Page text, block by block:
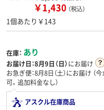
￥1,430 （税込）
1個あたり￥143
在庫： あり
お届け日：8月9日（日）にお届け
お急ぎ便：8月8日（土）にお届け （
可。追加料金なし）
アスクル在庫商品